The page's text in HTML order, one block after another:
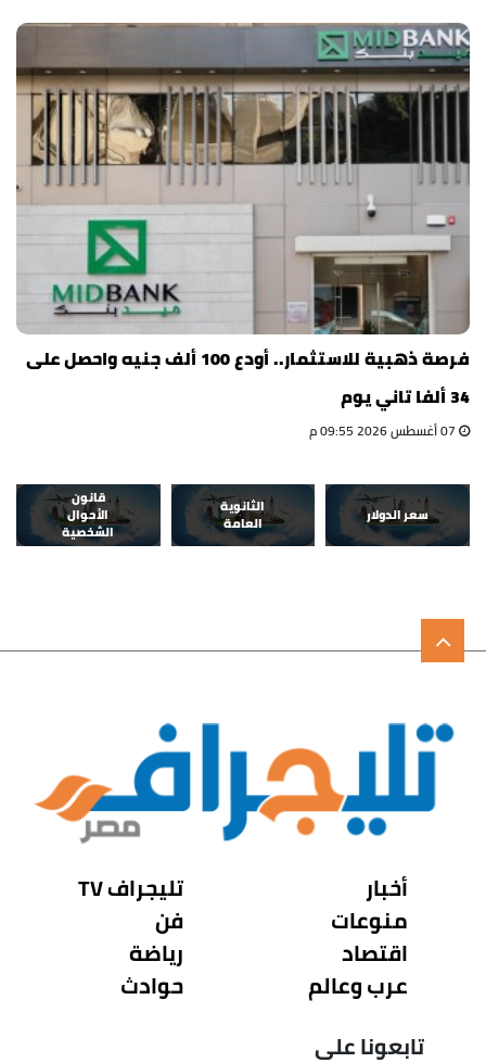
فرصة ذهبية للاستثمار.. أودع 100 ألف جنيه واحصل على
34 ألفا تاني يوم
سعر الدولار
الثانوية
العامة
قانون
الأحوال
الشخصية
أخبار
منوعات
اقتصاد
عرب وعالم
تليجراف TV
فن
رياضة
حوادث
تابعونا على